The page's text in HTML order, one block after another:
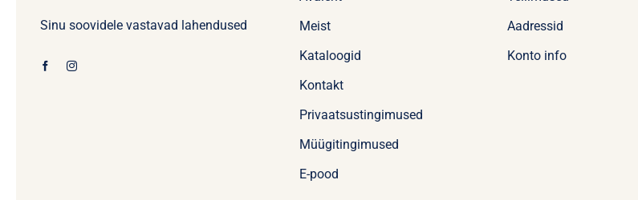
Sinu soovidele vastavad lahendused
Meist
Kataloogid
Kontakt
Privaatsustingimused
Müügitingimused
E-pood
Aadressid
Konto info